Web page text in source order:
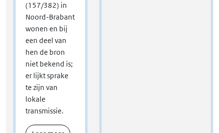
(157/382) in
Noord-Brabant
wonen en bij
een deel van
hen de bron
niet bekend is;
er lijkt sprake
te zijn van
lokale
transmissie.